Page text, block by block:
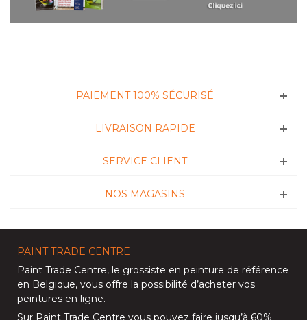
PAIEMENT 100% SÉCURISÉ
LIVRAISON RAPIDE
SERVICE CLIENT
NOS MAGASINS
PAINT TRADE CENTRE
Paint Trade Centre, le grossiste en peinture de référence
en Belgique, vous offre la possibilité d’acheter vos
peintures en ligne.
Sur Paint Trade Centre vous pouvez faire jusqu’à 60%